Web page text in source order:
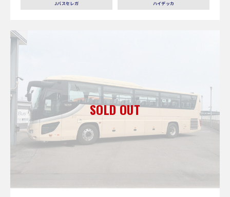
Jバスセレガ ハイデッカ